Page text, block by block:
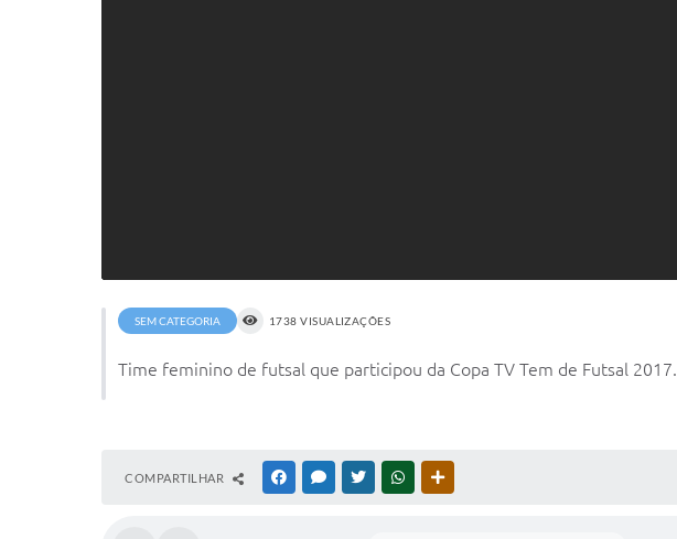
SEM CATEGORIA 1738 VISUALIZAÇÕES
Time feminino de futsal que participou da Copa TV Tem de Futsal 2017.
COMPARTILHAR FACEBOOKMESSENGER
TWITTERWHATSAPP